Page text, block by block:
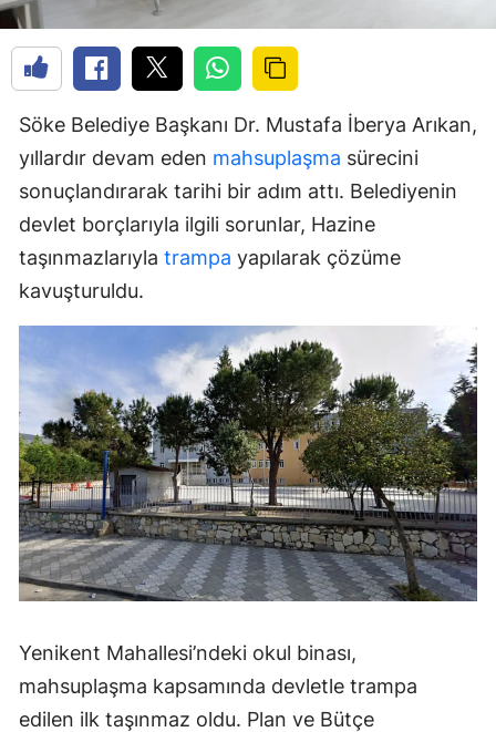
Söke Belediye Başkanı Dr. Mustafa İberya Arıkan,
yıllardır devam eden mahsuplaşma sürecini
sonuçlandırarak tarihi bir adım attı. Belediyenin
devlet borçlarıyla ilgili sorunlar, Hazine
taşınmazlarıyla trampa yapılarak çözüme
kavuşturuldu.
Yenikent Mahallesi’ndeki okul binası,
mahsuplaşma kapsamında devletle trampa
edilen ilk taşınmaz oldu. Plan ve Bütçe